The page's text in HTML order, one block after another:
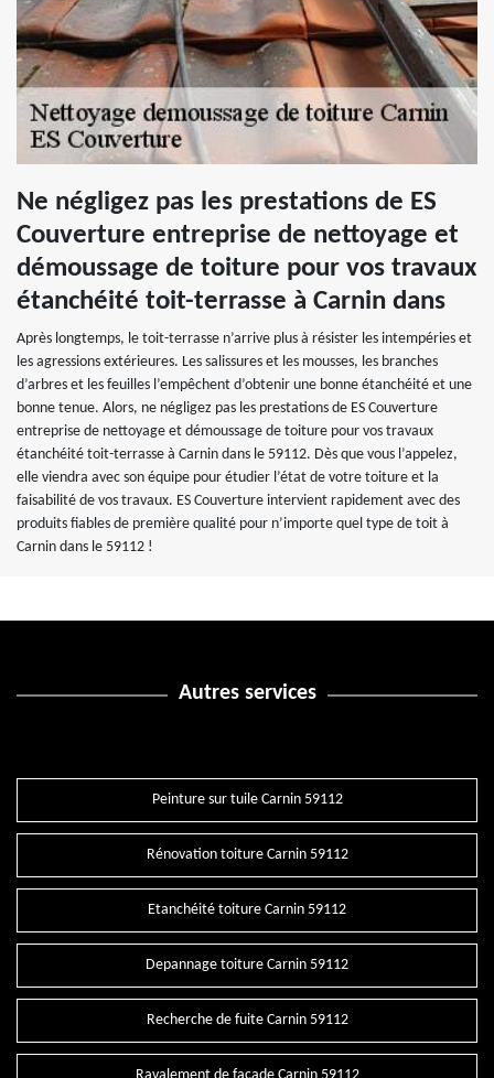
Ne négligez pas les prestations de ES
Couverture entreprise de nettoyage et
démoussage de toiture pour vos travaux
étanchéité toit-terrasse à Carnin dans
Après longtemps, le toit-terrasse n’arrive plus à résister les intempéries et
les agressions extérieures. Les salissures et les mousses, les branches
d’arbres et les feuilles l’empêchent d’obtenir une bonne étanchéité et une
bonne tenue. Alors, ne négligez pas les prestations de ES Couverture
entreprise de nettoyage et démoussage de toiture pour vos travaux
étanchéité toit-terrasse à Carnin dans le 59112. Dès que vous l’appelez,
elle viendra avec son équipe pour étudier l’état de votre toiture et la
faisabilité de vos travaux. ES Couverture intervient rapidement avec des
produits fiables de première qualité pour n’importe quel type de toit à
Carnin dans le 59112 !
Autres services
Peinture sur tuile Carnin 59112
Rénovation toiture Carnin 59112
Etanchéité toiture Carnin 59112
Depannage toiture Carnin 59112
Recherche de fuite Carnin 59112